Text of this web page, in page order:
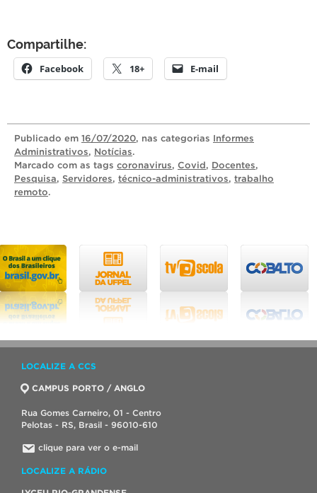
Compartilhe:
Facebook 18+ E-mail
Publicado em 16/07/2020, nas categorias Informes
Administrativos, Notícias.
Marcado com as tags coronavirus, Covid, Docentes,
Pesquisa, Servidores, técnico-administrativos, trabalho
remoto.
LOCALIZE A CCS
CAMPUS PORTO / ANGLO
Rua Gomes Carneiro, 01 - Centro
Pelotas - RS, Brasil - 96010-610
clique para ver o e-mail
LOCALIZE A RÁDIO